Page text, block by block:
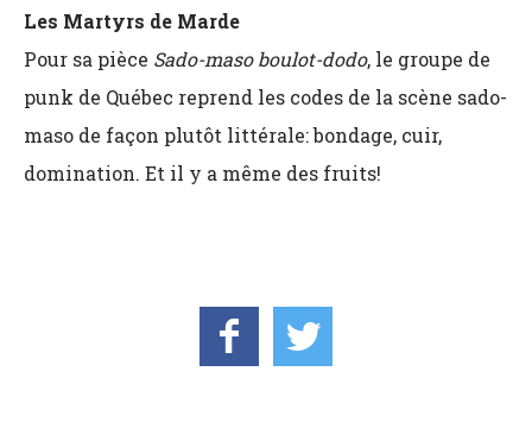
Les Martyrs de Marde
Pour sa pièce Sado-maso boulot-dodo, le groupe de
punk de Québec reprend les codes de la scène sado-
maso de façon plutôt littérale: bondage, cuir,
domination. Et il y a même des fruits!